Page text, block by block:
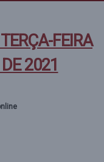
FEIRA
2021